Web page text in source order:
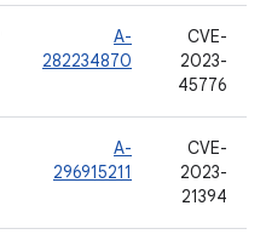
CVE-
2023-
45776
A-
282234870
CVE-
2023-
21394
A-
296915211